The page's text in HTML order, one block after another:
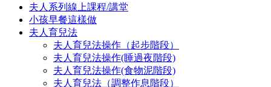
夫人系列線上課程/講堂
小孩早餐這樣做
夫人育兒法
夫人育兒法操作（起步階段）
夫人育兒法操作(睡過夜階段)
夫人育兒法操作(食物泥階段)
夫人育兒法（調整作息階段）